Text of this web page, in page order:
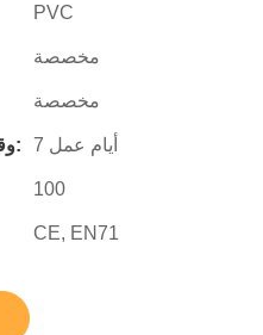
PVC
مخصصة
مخصصة
وقت النموذج الأولي: 7 أيام عمل
100
CE, EN71